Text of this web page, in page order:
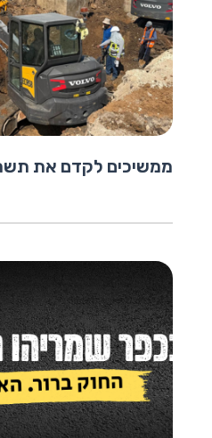
ממשיכים לקדם את